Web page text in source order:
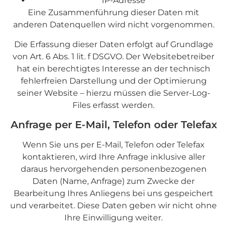
Eine Zusammenführung dieser Daten mit
anderen Datenquellen wird nicht vorgenommen.
Die Erfassung dieser Daten erfolgt auf Grundlage
von Art. 6 Abs. 1 lit. f DSGVO. Der Websitebetreiber
hat ein berechtigtes Interesse an der technisch
fehlerfreien Darstellung und der Optimierung
seiner Website – hierzu müssen die Server-Log-
Files erfasst werden.
Anfrage per E-Mail, Telefon oder Telefax
Wenn Sie uns per E-Mail, Telefon oder Telefax
kontaktieren, wird Ihre Anfrage inklusive aller
daraus hervorgehenden personenbezogenen
Daten (Name, Anfrage) zum Zwecke der
Bearbeitung Ihres Anliegens bei uns gespeichert
und verarbeitet. Diese Daten geben wir nicht ohne
Ihre Einwilligung weiter.